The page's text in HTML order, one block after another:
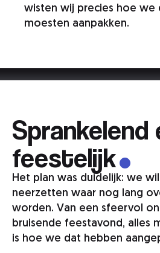
wisten wij precies hoe we
moesten aanpakken.
Sprankelend
feestelijk.
Het plan was duidelijk: we
neerzetten waar nog lang
worden. Van een sfeervol
bruisende feestavond, alles
is hoe we dat hebben